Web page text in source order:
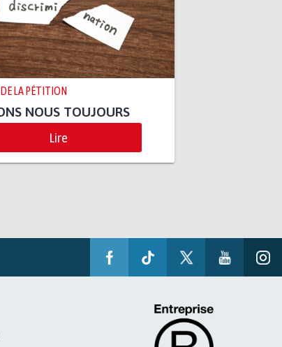
LA PÉTITION
NOUS TOUJOURS
Lire